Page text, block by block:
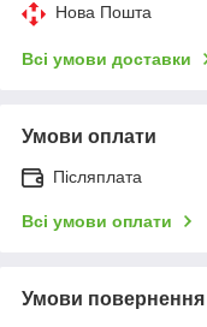
Нова Пошта
Всі умови доставки
Умови оплати
Післяплата
Всі умови оплати
Умови повернення